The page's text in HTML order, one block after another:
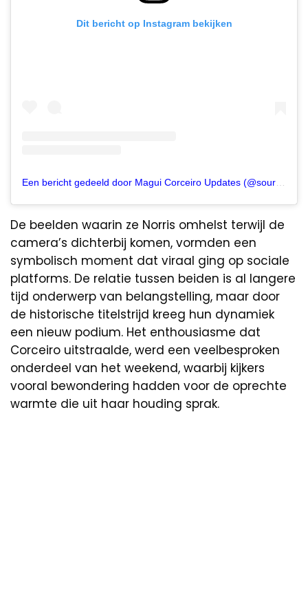
Dit bericht op Instagram bekijken
De beelden waarin ze Norris omhelst terwijl de
camera’s dichterbij komen, vormden een
symbolisch moment dat viraal ging op sociale
platforms. De relatie tussen beiden is al langere
tijd onderwerp van belangstelling, maar door
de historische titelstrijd kreeg hun dynamiek
een nieuw podium. Het enthousiasme dat
Corceiro uitstraalde, werd een veelbesproken
onderdeel van het weekend, waarbij kijkers
vooral bewondering hadden voor de oprechte
warmte die uit haar houding sprak.